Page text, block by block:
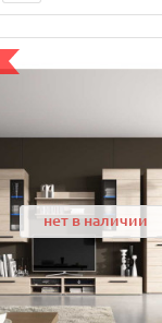
нет в наличии